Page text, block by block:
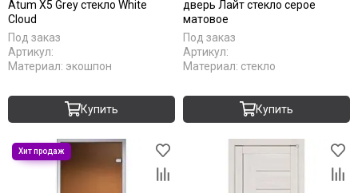
Atum X5 Grey стекло White
Cloud
Под заказ
Артикул:
Материал: экошпон
Купить
дверь Лайт стекло серое
матовое
Под заказ
Артикул:
Материал: стекло
Купить